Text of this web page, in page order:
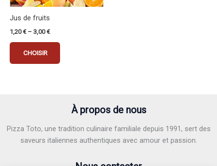
Jus de fruits
1,20€– 3,00€
CHOISIR
plusieurs
être
page
produit
À propos de nous
Pizza Toto, une tradition culinaire familiale depuis 1991, sert des
saveurs italiennes authentiques avec amour et passion.